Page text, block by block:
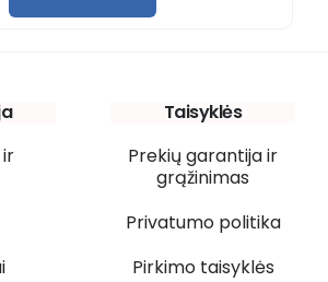
Taisyklės
Prekių garantija ir
grąžinimas
Privatumo politika
Pirkimo taisyklės